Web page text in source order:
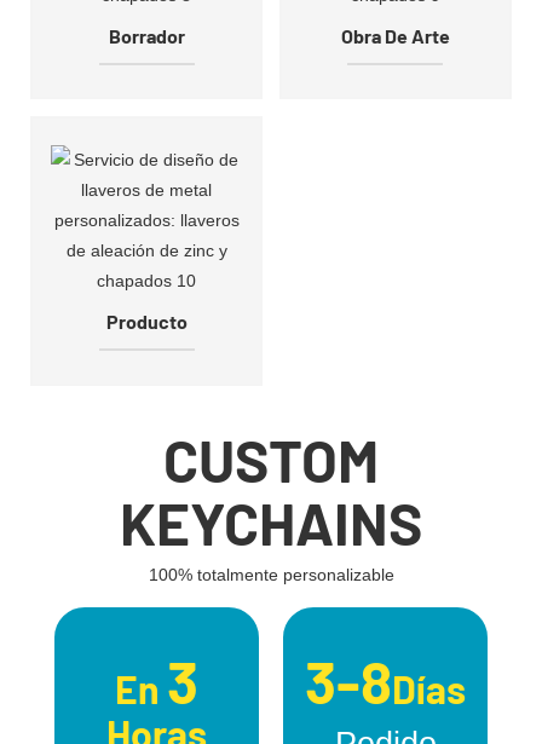
Borrador Obra De Arte
Producto
CUSTOM
KEYCHAINS
100% totalmente personalizable
En 3
Horas
3-8Días